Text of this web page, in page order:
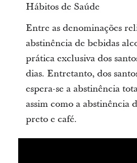
Hábitos de Saúde
Entre as denominações
abstinência de bebidas
prática exclusiva dos
dias. Entretanto, dos
espera-se a abstinência
assim como a abstinência
preto e café.